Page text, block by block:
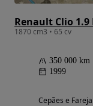
Renault Clio 1.9
1870 cm3 • 65 cv
350 000 km
1999
Cepães e